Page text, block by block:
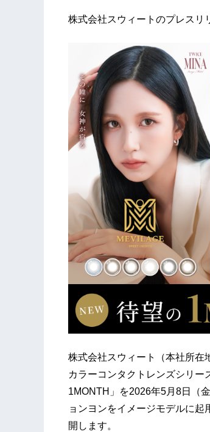
株式会社スウィートのプレスリ
株式会社スウィート（本社所在
カラーコンタクトレンズシリ
1MONTH」を2026年5月8日（
ョンヨンをイメージモデルに
開します。